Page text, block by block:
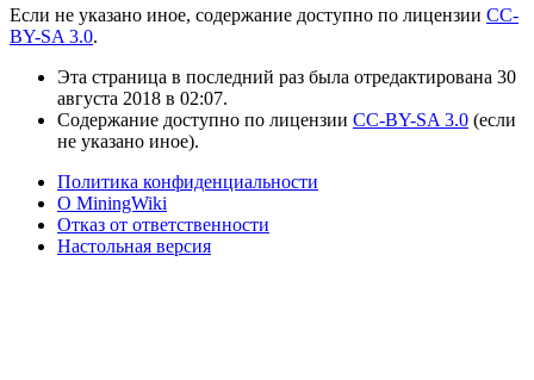
Если не указано иное, содержание доступно по лицензии CC-
BY-SA 3.0.
Эта страница в последний раз была отредактирована 30
августа 2018 в 02:07.
Содержание доступно по лицензии CC-BY-SA 3.0 (если
не указано иное).
Политика конфиденциальности
О MiningWiki
Отказ от ответственности
Настольная версия